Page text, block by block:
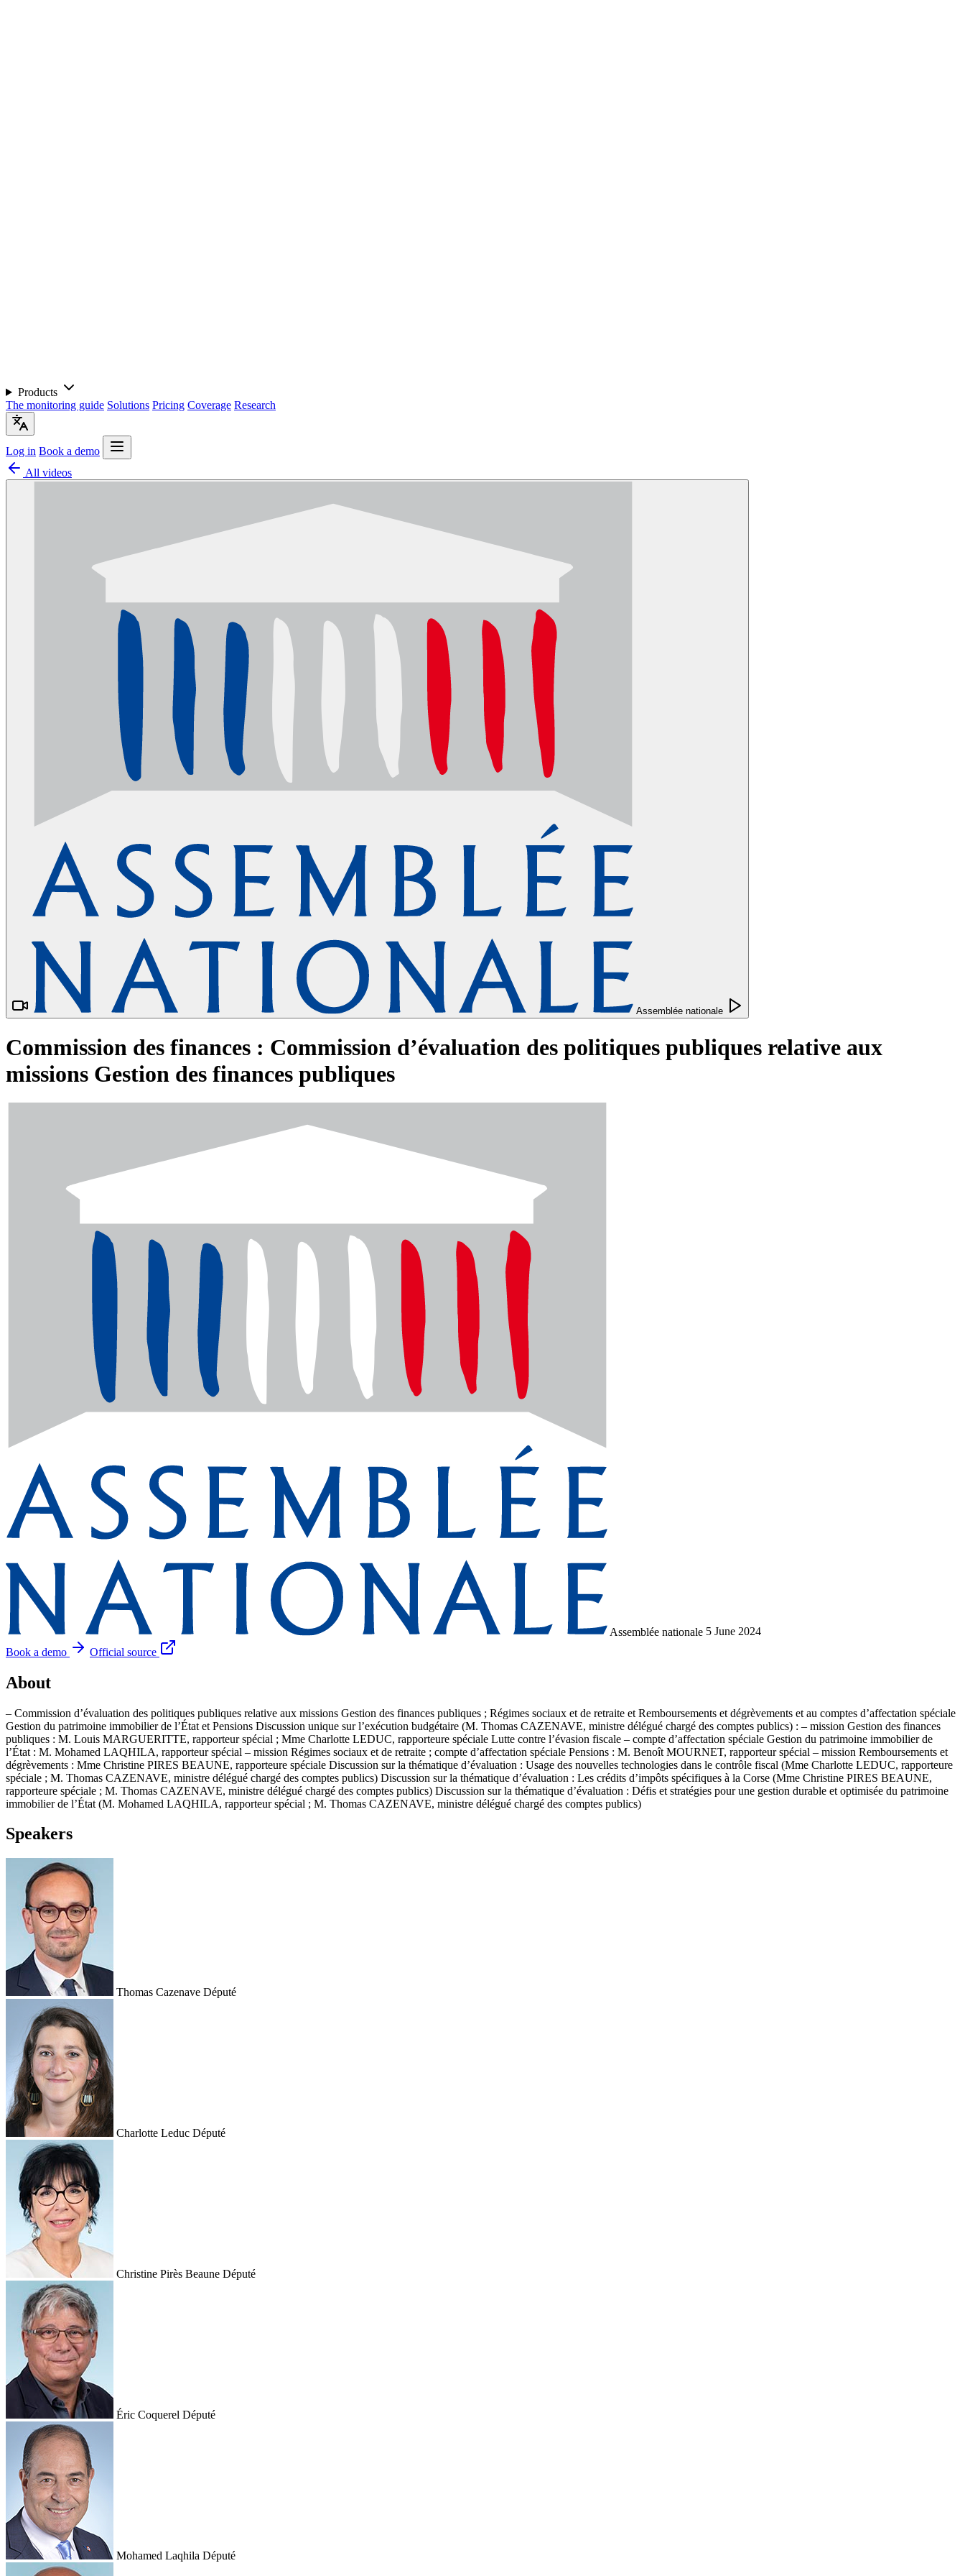
Products
The monitoring guide Solutions Pricing Coverage Research
Log in Book a demo
All videos
Assemblée nationale
Commission des finances : Commission d’évaluation des politiques publiques relative aux
missions Gestion des finances publiques
Assemblée nationale 5 June 2024
Book a demo
Official source
About
– Commission d’évaluation des politiques publiques relative aux missions Gestion des finances publiques ; Régimes sociaux et de retraite et Remboursements et dégrèvements et au comptes d’affectation spéciale
Gestion du patrimoine immobilier de l’État et Pensions Discussion unique sur l’exécution budgétaire (M. Thomas CAZENAVE, ministre délégué chargé des comptes publics) : – mission Gestion des finances
publiques : M. Louis MARGUERITTE, rapporteur spécial ; Mme Charlotte LEDUC, rapporteure spéciale Lutte contre l’évasion fiscale – compte d’affectation spéciale Gestion du patrimoine immobilier de
l’État : M. Mohamed LAQHILA, rapporteur spécial – mission Régimes sociaux et de retraite ; compte d’affectation spéciale Pensions : M. Benoît MOURNET, rapporteur spécial – mission Remboursements et
dégrèvements : Mme Christine PIRES BEAUNE, rapporteure spéciale Discussion sur la thématique d’évaluation : Usage des nouvelles technologies dans le contrôle fiscal (Mme Charlotte LEDUC, rapporteure
spéciale ; M. Thomas CAZENAVE, ministre délégué chargé des comptes publics) Discussion sur la thématique d’évaluation : Les crédits d’impôts spécifiques à la Corse (Mme Christine PIRES BEAUNE,
rapporteure spéciale ; M. Thomas CAZENAVE, ministre délégué chargé des comptes publics) Discussion sur la thématique d’évaluation : Défis et stratégies pour une gestion durable et optimisée du patrimoine
immobilier de l’État (M. Mohamed LAQHILA, rapporteur spécial ; M. Thomas CAZENAVE, ministre délégué chargé des comptes publics)
Speakers
Thomas Cazenave Député
Charlotte Leduc Député
Christine Pirès Beaune Député
Éric Coquerel Député
Mohamed Laqhila Député